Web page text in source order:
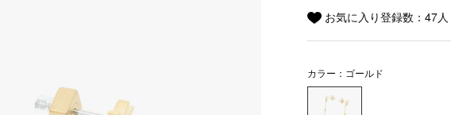
お気に入り登録数：47人
カラー：ゴールド